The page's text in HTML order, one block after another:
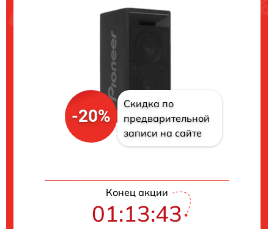
-20%
Скидка по
предварительной
записи на сайте
Конец акции
01:13:41